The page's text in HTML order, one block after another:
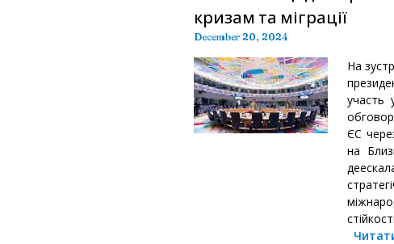
кризам та міграції
December 20, 2024
На
участь
ЄС
на